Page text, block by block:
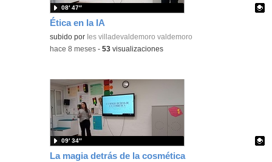
Ética en la IA
Contenido educativo.
subido por Ies villadevaldemoro valdemoro
08′ 47″
-hace 8 meses -53 visualizaciones
La magia detrás de la cosmética
09′ 34″